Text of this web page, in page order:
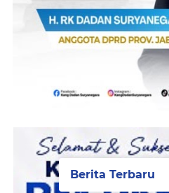
Berita Terbaru